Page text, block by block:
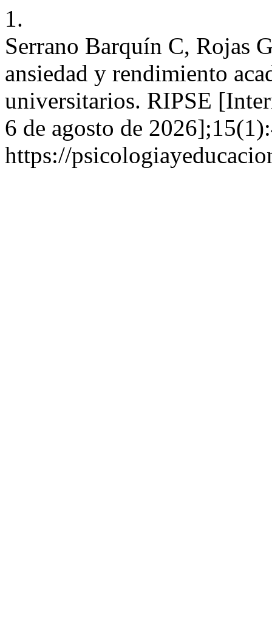
1.
Serrano Barquín C, Rojas
ansiedad y rendimiento
universitarios. RIPSE
6 de agosto de
https://